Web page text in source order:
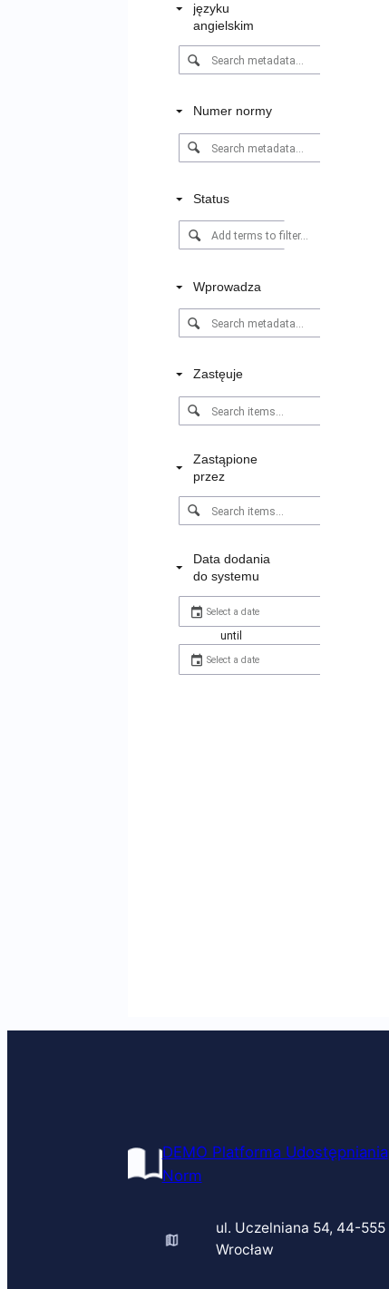
języku
angielskim
Numer normy
Status
Wprowadza
Zastęuje
Zastąpione
przez
Data dodania
do systemu
until
DEMO Platforma Udostępniania
Norm
ul. Uczelniana 54, 44-555
Wrocław